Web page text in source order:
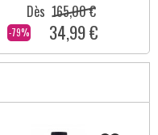
-79%
Dès 165,00 €
34,99 €